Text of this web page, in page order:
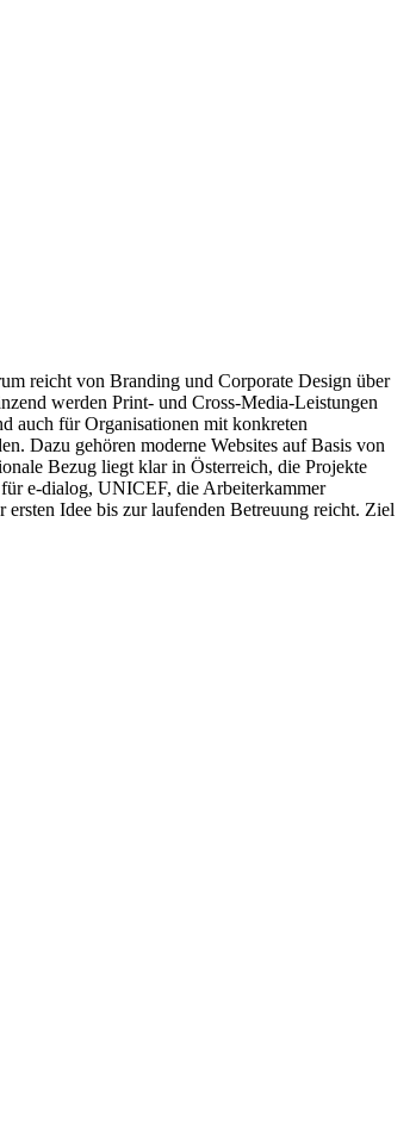
reicht von Branding und Corporate Design über
werden Print- und Cross-Media-Leistungen
auch für Organisationen mit konkreten
Dazu gehören moderne Websites auf Basis von
Bezug liegt klar in Österreich, die Projekte
für e-dialog, UNICEF, die Arbeiterkammer
Idee bis zur laufenden Betreuung reicht. Ziel